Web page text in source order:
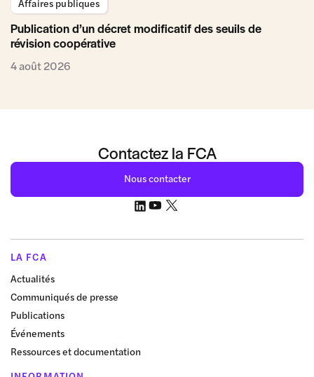
Affaires publiques
Publication d’un décret modificatif des seuils de
révision coopérative
4 août 2026
Contactez la FCA
Nous contacter
LA FCA
Actualités
Communiqués de presse
Publications
Événements
Ressources et documentation